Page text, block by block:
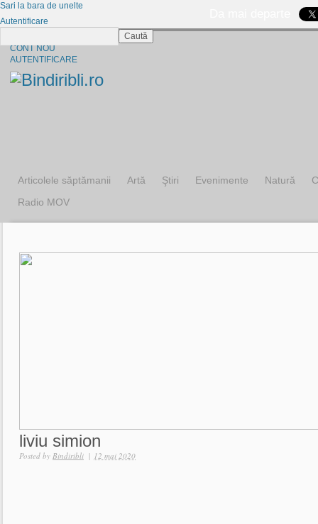
CONT NOU
AUTENTIFICARE
Articolele săptămanii Artă Ştiri Evenimente Natură
Radio MOV
liviu simion
Posted by Bindiribli | 12 mai 2020
Sari la bara de unelte
Autentificare
Caută